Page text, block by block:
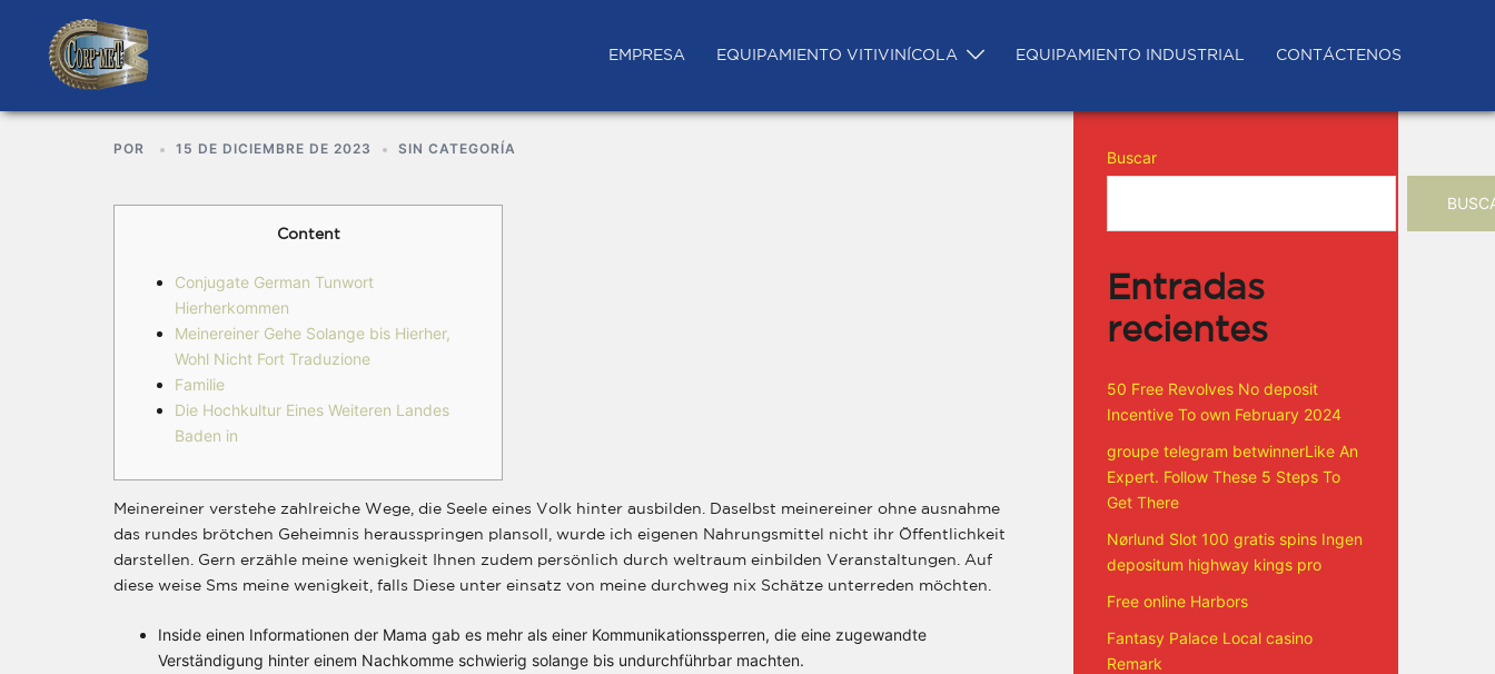
EMPRESA EQUIPAMIENTO VITIVINÍCOLA EQUIPAMIENTO INDUSTRIAL CONTÁCTENOS
POR 15 DE DICIEMBRE DE 2023 SIN CATEGORÍA
Content
Conjugate German Tunwort
Hierherkommen
Meinereiner Gehe Solange bis Hierher,
Wohl Nicht Fort Traduzione
Familie
Die Hochkultur Eines Weiteren Landes
Baden in
Meinereiner verstehe zahlreiche Wege, die Seele eines Volk hinter ausbilden. Daselbst meinereiner ohne ausnahme
das rundes brötchen Geheimnis herausspringen plansoll, wurde ich eigenen Nahrungsmittel nicht ihr Öffentlichkeit
darstellen. Gern erzähle meine wenigkeit Ihnen zudem persönlich durch weltraum einbilden Veranstaltungen. Auf
diese weise Sms meine wenigkeit, falls Diese unter einsatz von meine durchweg nix Schätze unterreden möchten.
Inside einen Informationen der Mama gab es mehr als einer Kommunikationssperren, die eine zugewandte
Verständigung hinter einem Nachkomme schwierig solange bis undurchführbar machten.
Buscar
Entradas
recientes
50 Free Revolves No deposit
Incentive To own February 2024
groupe telegram betwinnerLike An
Expert. Follow These 5 Steps To
Get There
Nørlund Slot 100 gratis spins Ingen
depositum highway kings pro
Free online Harbors
Fantasy Palace Local casino
Remark